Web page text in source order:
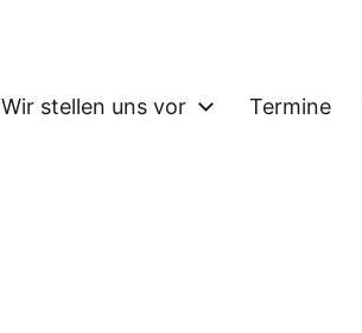
Wir stellen uns vor Termine